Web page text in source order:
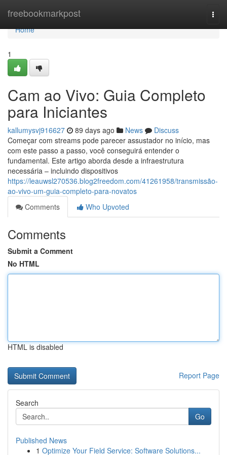
freebookmarkpost
Home
Home
1
Cam ao Vivo: Guia Completo
para Iniciantes
kallumysvj916627 89 days ago News
Discuss
Começar com streams pode parecer assustador no início, mas
com este passo a passo, você conseguirá entender o
fundamental. Este artigo aborda desde a infraestrutura
necessária – incluindo dispositivos
https://leauwsl270536.blog2freedom.com/41261958/transmissão-
ao-vivo-um-guia-completo-para-novatos
Comments
Who Upvoted
Comments
Submit a Comment
No HTML
HTML is disabled
Report Page
Search
Go
Published News
1 Optimize Your Field Service: Software Solutions...